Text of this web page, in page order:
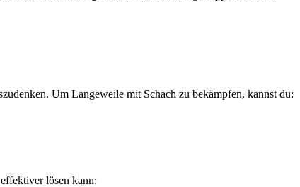
Um Langeweile mit Schach zu bekämpfen, kannst du:
lösen kann: